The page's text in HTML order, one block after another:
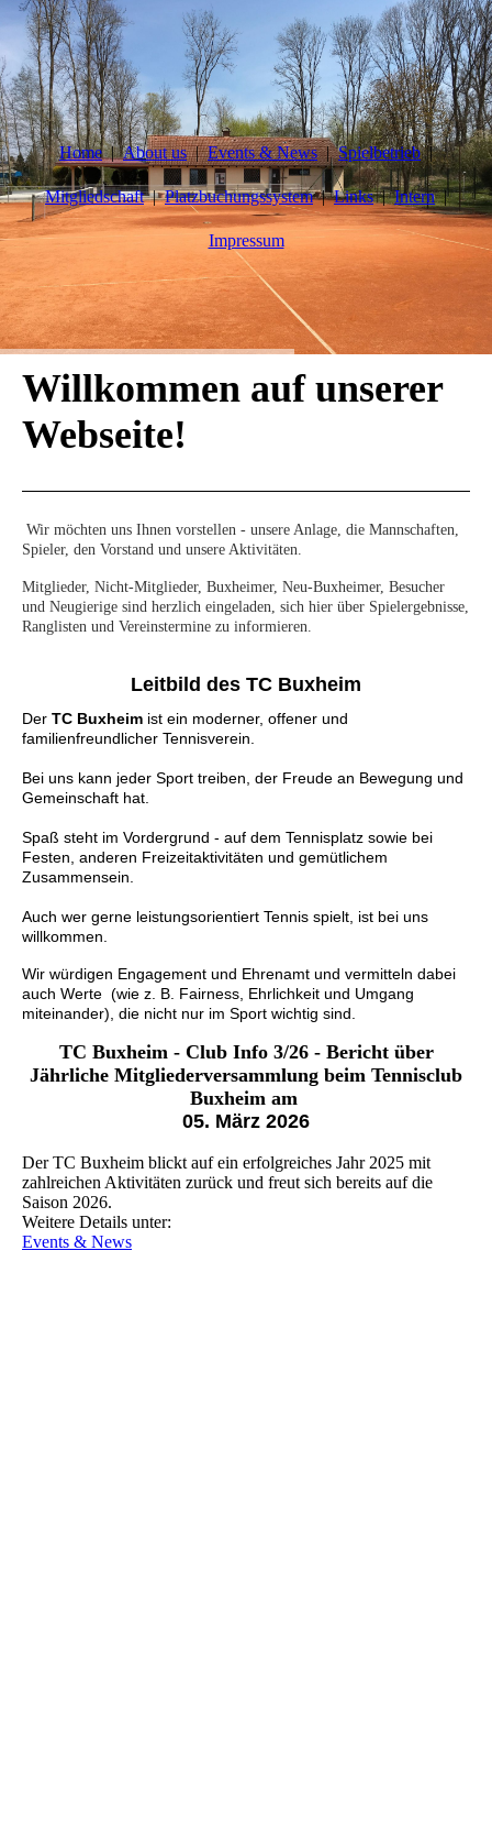
Home About us Events & News Spielbetrieb
Mitgliedschaft Platzbuchungssystem Links Intern
Impressum
Willkommen auf unserer
Webseite!
Wir möchten uns Ihnen vorstellen - unsere Anlage, die Mannschaften,
Spieler, den Vorstand und unsere Aktivitäten
Mitglieder, Nicht-Mitglieder, Buxheimer, Neu-Buxheimer, Besucher
und Neugierige sind herzlich eingeladen, sich hier über Spielergebnisse,
Ranglisten und Vereinstermine zu informieren.
Leitbild des TC Buxheim
Der TC Buxheim ist ein moderner, offener und
familienfreundlicher Tennisverein.
Bei uns kann jeder Sport treiben, der Freude an Bewegung und
Gemeinschaft hat.
Spaß steht im Vordergrund - auf dem Tennisplatz sowie bei
Festen, anderen Freizeitaktivitäten und gemütlichem
Zusammensein.
Auch wer gerne leistungsorientiert Tennis spielt, ist bei uns
willkommen.
Wir würdigen Engagement und Ehrenamt und vermitteln dabei
auch Werte (wie z. B. Fairness, Ehrlichkeit und Umgang
miteinander), die nicht nur im Sport wichtig sind.
TC Buxheim - Club Info 3/26 - Bericht über
Jährliche Mitgliederversammlung beim Tennisclub
Buxheim am
05. März 2026
Der TC Buxheim blickt auf ein erfolgreiches Jahr 2025 mit
zahlreichen Aktivitäten zurück und freut sich bereits auf die
Saison 2026.
Weitere Details unter:
Events & News